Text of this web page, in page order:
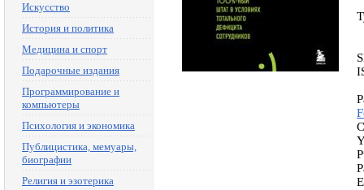
Искусство
История и политика
Медицина и спорт
Подарочные издания
Программирование и
компьютеры
Психология и экономика
Публицистика, мемуары,
биографии
Религия и эзотерика